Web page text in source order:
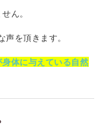
ん。
を頂きます。
身体に与えている自然